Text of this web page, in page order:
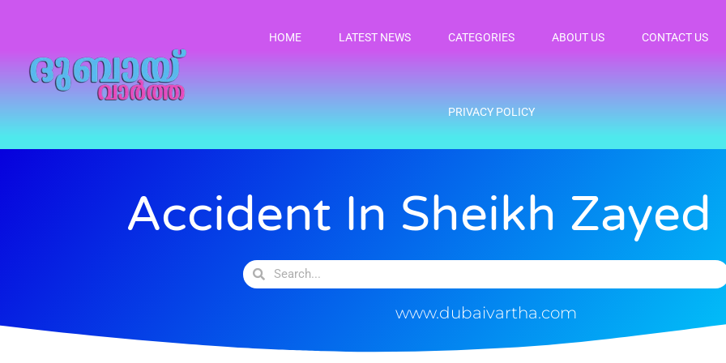
HOME LATEST NEWS CATEGORIES ABOUT US CONTACT US
PRIVACY POLICY
Accident In Sheikh Zayed
www.dubaivartha.com